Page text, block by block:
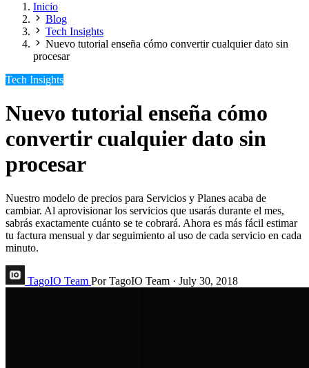
Inicio
Blog
Tech Insights
Nuevo tutorial enseña cómo convertir cualquier dato sin
procesar
Tech Insights
Nuevo tutorial enseña cómo
convertir cualquier dato sin
procesar
Nuestro modelo de precios para Servicios y Planes acaba de
cambiar. Al aprovisionar los servicios que usarás durante el mes,
sabrás exactamente cuánto se te cobrará. Ahora es más fácil estimar
tu factura mensual y dar seguimiento al uso de cada servicio en cada
minuto.
TagoIO Team Por TagoIO Team · July 30, 2018